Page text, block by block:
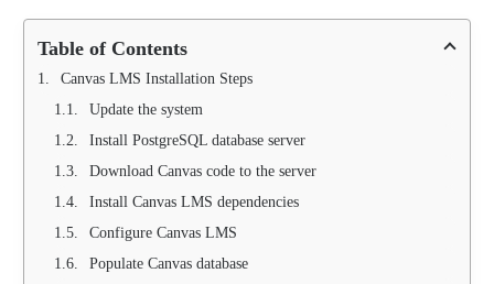
Table of Contents
Canvas LMS Installation Steps
Update the system
Install PostgreSQL database server
Download Canvas code to the server
Install Canvas LMS dependencies
Configure Canvas LMS
Populate Canvas database